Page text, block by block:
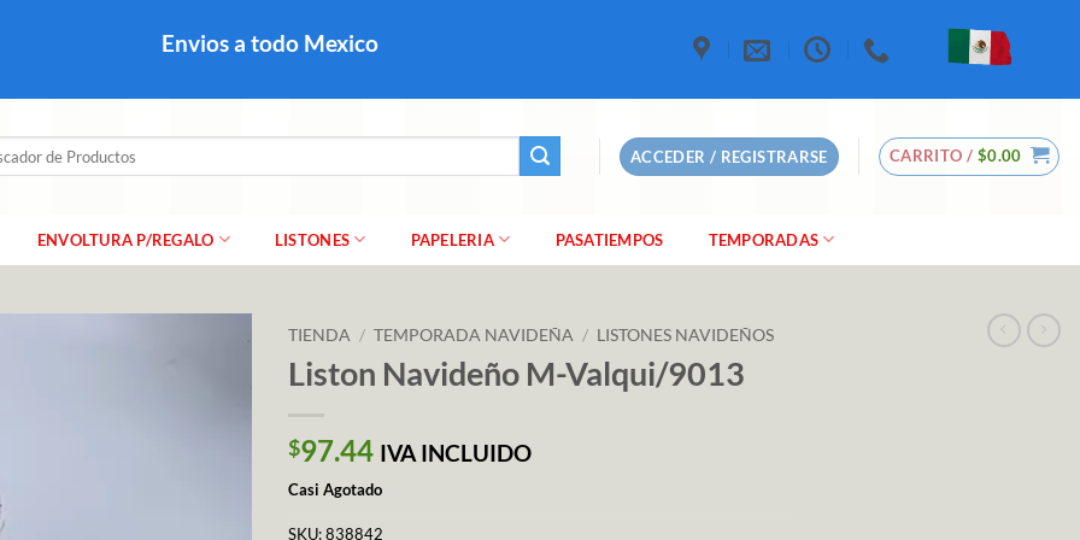
Envios a todo Mexico
ACCEDER / REGISTRARSE CARRITO / $0.00
ENVOLTURA P/REGALO LISTONES PAPELERIA PASATIEMPOS TEMPORADAS
TIENDA / TEMPORADA NAVIDEÑA / LISTONES NAVIDEÑOS
Liston Navideño M-Valqui/9013
$97.44 IVA INCLUIDO
Casi Agotado
SKU:838842